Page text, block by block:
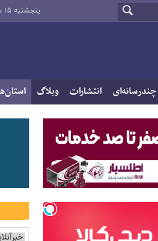
پنجشنبه ۱۵ مرداد ۱۴۰۵
چندرسانه‌ای انتشارات وبلاگ